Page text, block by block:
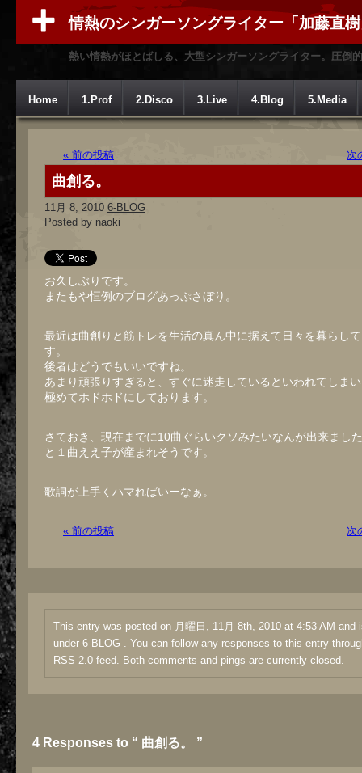
情熱のシンガーソングライター「加藤直
熱い情熱がほとばしる、大型シンガーソングライター。圧倒
Home 1.Prof 2.Disco 3.Live 4.Blog 5.Media
« 前の投稿 次
曲創る。
11月 8, 2010 6-BLOG
Posted by naoki
お久しぶりです。
またもや恒例のブログあっぷさぼり。
最近は曲創りと筋トレを生活の真ん中に据えて日々を暮らし
す。
後者はどうでもいいですね。
あまり頑張りすぎると、すぐに迷走しているといわれてしま
極めてホドホドにしております。
さておき、現在までに10曲ぐらいクソみたいなんが出来まし
と１曲ええ子が産まれそうです。
歌詞が上手くハマればいーなぁ。
« 前の投稿 次
This entry was posted on 月曜日, 11月 8th, 2010 at 4:53 AM and
under 6-BLOG . You can follow any responses to this entry
RSS 2.0 feed. Both comments and pings are currently closed.
4 Responses to “ 曲創る。 ”